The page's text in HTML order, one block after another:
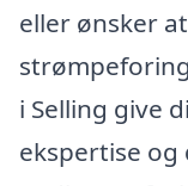
eller ønsker
i Selling give
ekspertise